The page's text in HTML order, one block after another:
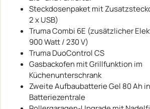
Steckdosenpaket mit
2 x USB)
Truma Combi 6E (zusätzlicher
900 Watt / 230 V)
Truma DuoControl CS
Gasbackofen mit Grillfunktion im
Küchenunterschrank
Zweite Aufbaubatterie Gel 80 Ah
Batteriezentrale